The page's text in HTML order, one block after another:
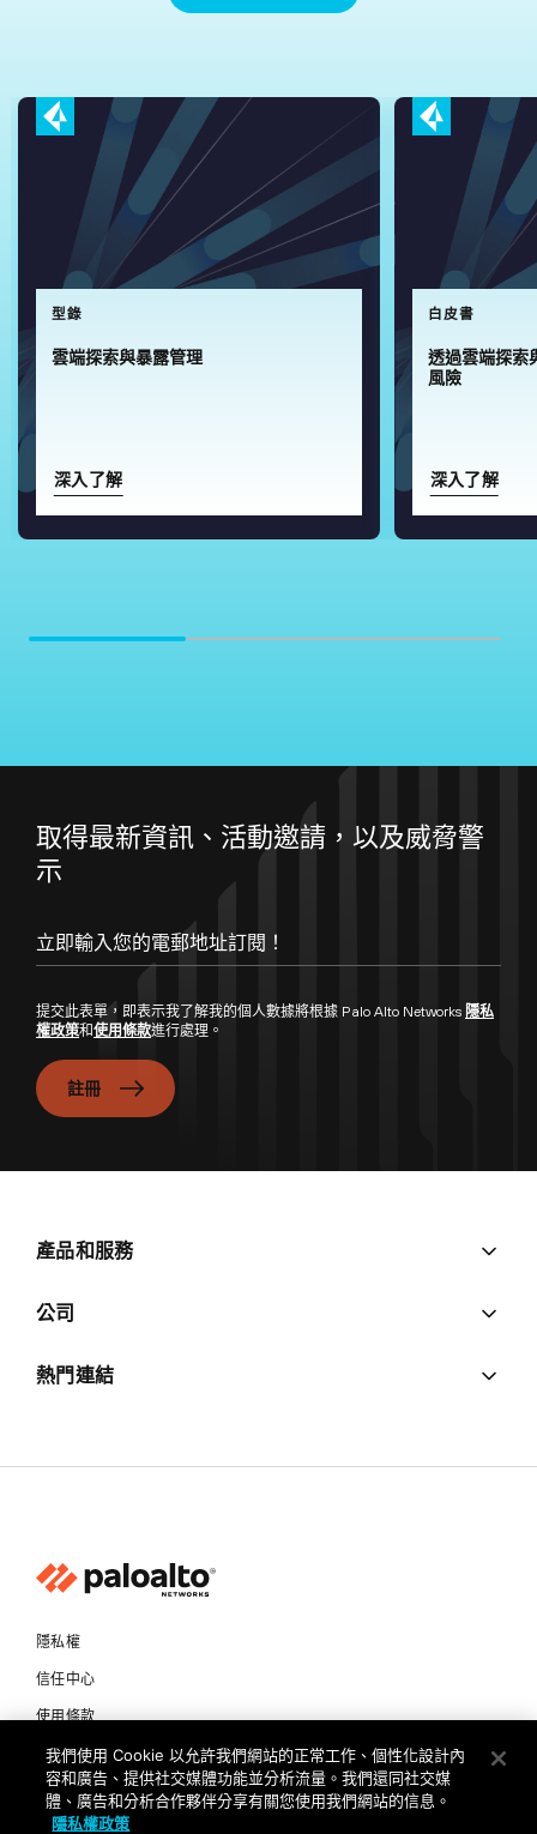
型錄
雲端探索與暴露管理
深入了解
白皮書
透過雲端探索
風險
深入了解
取得最新資訊、活動邀請，以及威脅警
示
提交此表單，即表示我了解我的個人數據將根據 Palo Alto Networks 隱私
權政策和使用條款進行處理。
註冊
產品和服務
公司
熱門連結
隱私權
信任中心
使用條款
文件
Copyright © 2026 Palo Alto Networks. All Rights Reserved
我們使用 Cookie 以允許我們網站的正常工作、個性化設計內
容和廣告、提供社交媒體功能並分析流量。我們還同社交媒
體、廣告和分析合作夥伴分享有關您使用我們網站的信息。
隱私權政策